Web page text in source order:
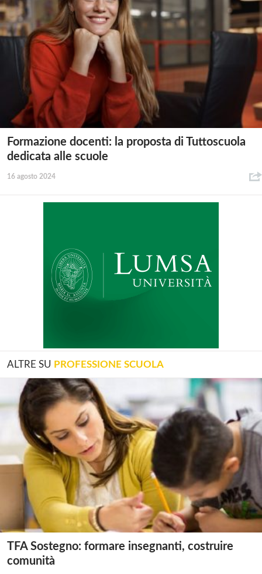
Formazione docenti: la proposta di Tuttoscuola
dedicata alle scuole
16 agosto 2024
ALTRE SU PROFESSIONE SCUOLA
TFA Sostegno: formare insegnanti, costruire
comunità